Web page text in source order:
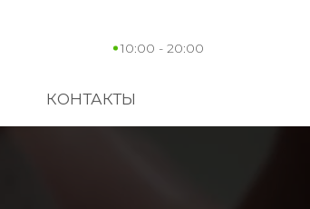
10:00 - 20:00
КОНТАКТЫ